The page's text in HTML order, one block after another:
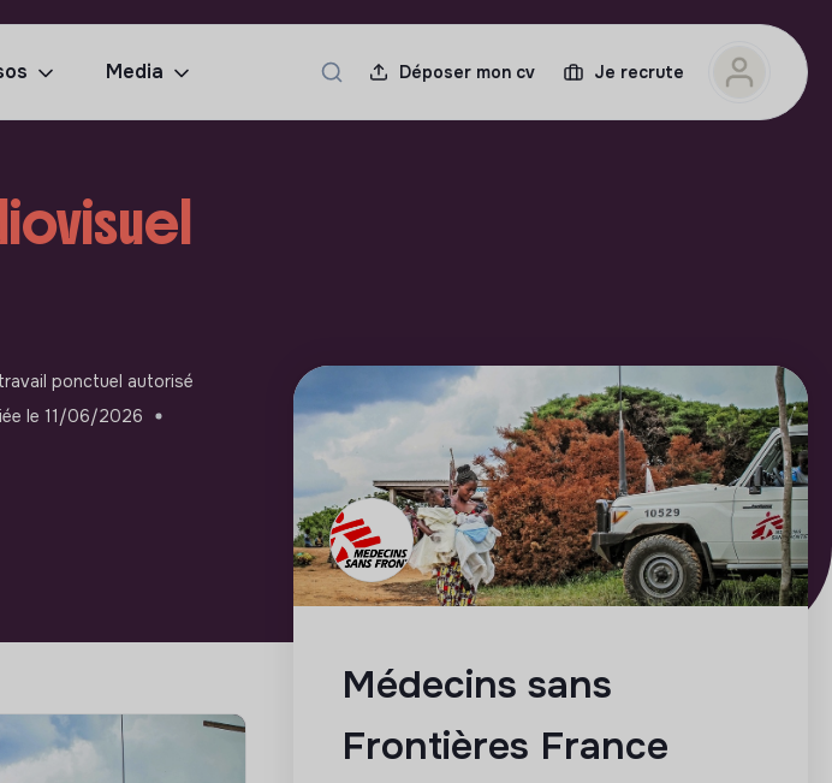
Media Déposer mon cv Je recrute
ponctuel autorisé
le 11/06/2026
Médecins sans
Frontières France